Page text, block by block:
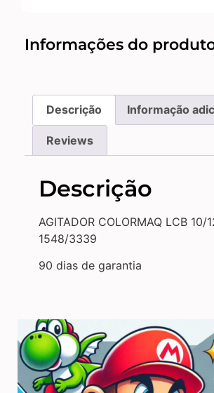
Informações do
Descrição Informação
Reviews
Descrição
AGITADOR COLORMAQ LCB 10/
1548/3339
90 dias de garantia